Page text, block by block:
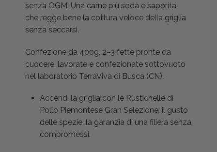
senza OGM. Una carne più soda e saporita,
che regge bene la cottura veloce della griglia
senza seccarsi.
Confezione da 400g, 2–3 fette pronte da
cuocere, lavorate e confezionate sottovuoto
nel laboratorio TerraViva di Busca (CN).
Accendi la griglia con le Rustichelle di
Pollo Piemontese Gran Selezione: il gusto
delle spezie, la garanzia di una filiera senza
compromessi.